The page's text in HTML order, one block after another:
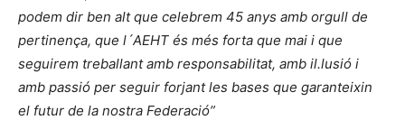
podem dir ben alt que celebrem 45 anys amb orgull de
pertinença, que l´AEHT és més forta que mai i que
seguirem treballant amb responsabilitat, amb il.lusió i
amb passió per seguir forjant les bases que garanteixin
el futur de la nostra Federació”